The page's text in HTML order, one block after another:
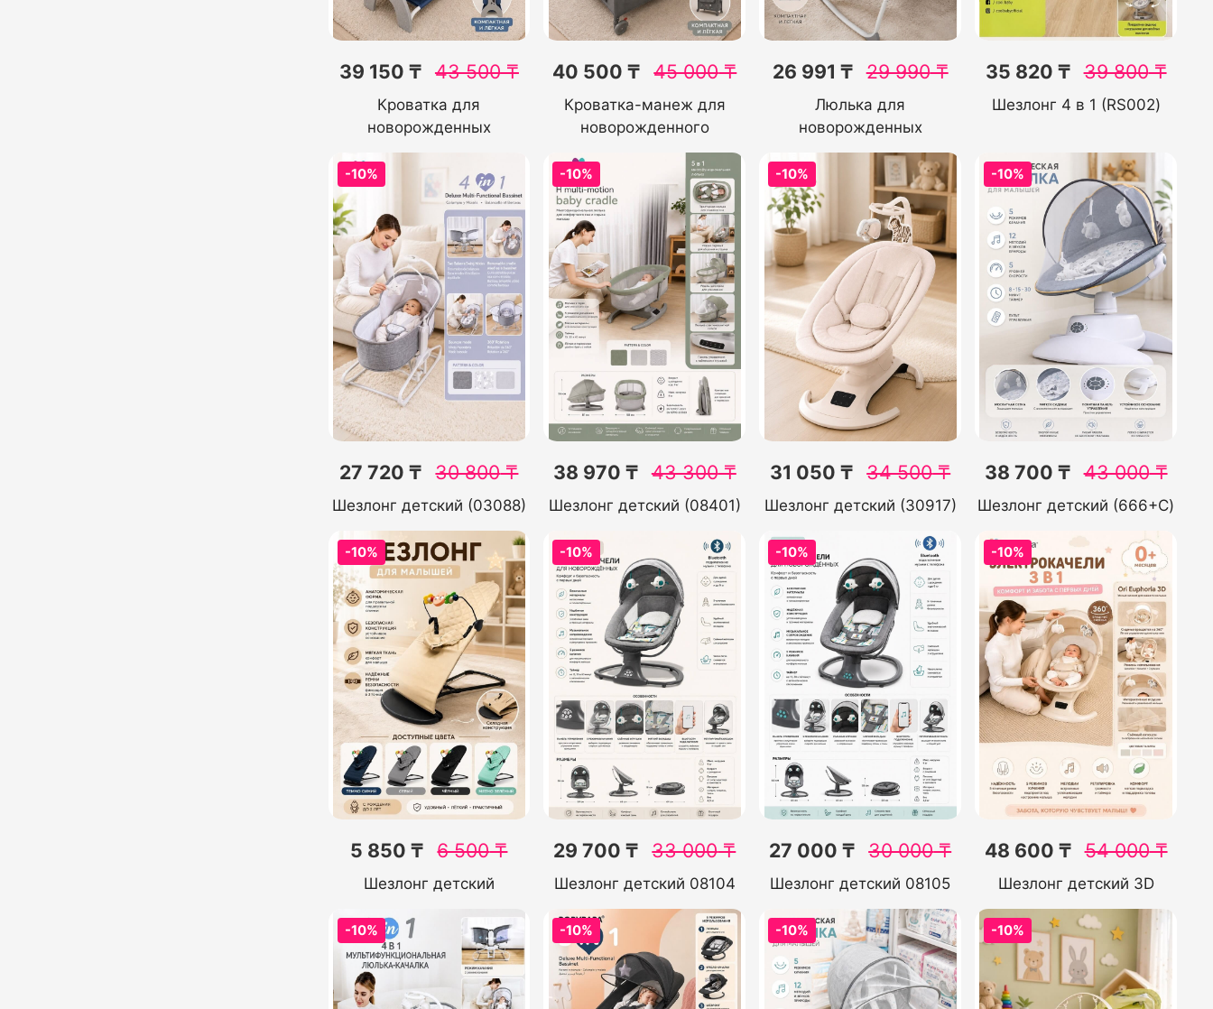
39 150 ₸ 43 500₸
Кроватка для
новорожденных
40 500 ₸ 45 000₸
Кроватка-манеж для
новорожденного
26 991 ₸ 29 990₸
Люлька для
новорожденных
35 820 ₸ 39 800₸
Шезлонг 4 в 1 (RS002)
-10%
27 720 ₸ 30 800₸
Шезлонг детский (03088)
-10%
38 970 ₸ 43 300₸
Шезлонг детский (08401)
-10%
31 050 ₸ 34 500₸
Шезлонг детский (30917)
-10%
38 700 ₸ 43 000₸
Шезлонг детский (666+C)
-10%
5 850 ₸ 6 500₸
Шезлонг детский
-10%
29 700 ₸ 33 000₸
Шезлонг детский 08104
-10%
27 000 ₸ 30 000₸
Шезлонг детский 08105
-10%
48 600 ₸ 54 000₸
Шезлонг детский 3D
-10% -10% -10% -10%